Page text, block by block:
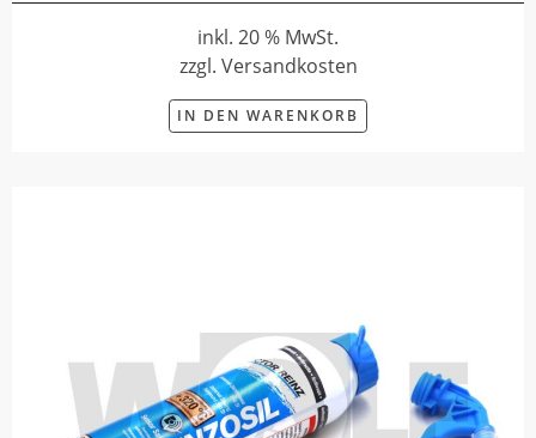
inkl. 20 % MwSt.
zzgl. Versandkosten
IN DEN WARENKORB